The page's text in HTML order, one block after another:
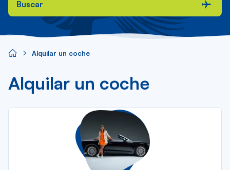
Buscar
Alquilar un coche
Alquilar un coche